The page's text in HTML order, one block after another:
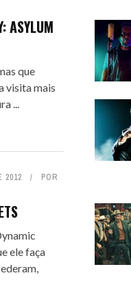
SPOILER #150 -
- PRIMEIROS
NICKY - UM DIABO
UMA COMÉDIA DE ADAM
ABRIL DE 2026 11
NICKY - UM DIABO
UMA COMÉDIA DE ADAM
ABRIL DE 2026 11
- A PRISÃO DOS
O TRUE CRIME
2
#09 - GOTHAM
CENTRAL
ASYLUM
que
visita mais
...
2012
POR
ele faça